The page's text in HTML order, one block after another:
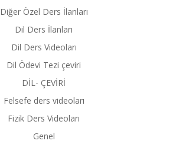
Diğer Özel Ders İlanları
Dil Ders İlanları
Dil Ders Videoları
Dil Ödevi Tezi çeviri
DİL- ÇEVİRİ
Felsefe ders videoları
Fizik Ders Videoları
Genel